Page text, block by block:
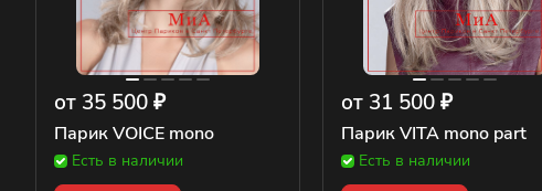
от 35 500 ₽
Парик VOICE mono
Есть в наличии
от 31 500 ₽
Парик VITA mono part
Есть в наличии